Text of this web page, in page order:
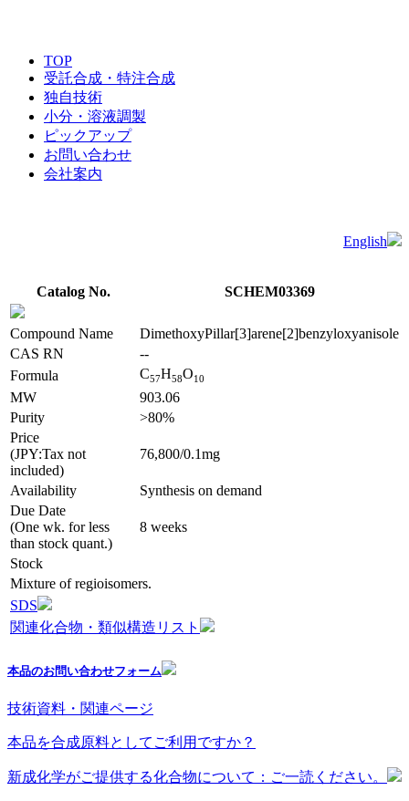
TOP
受託合成・特注合成
独自技術
小分・溶液調製
ピックアップ
お問い合わせ
会社案内
English
Catalog No. SCHEM03369
Compound Name
DimethoxyPillar[3]arene[2]benzyloxyanisole
CAS RN
--
Formula
C57H58O10
MW
903.06
Purity
>80%
Price
(JPY:Tax not
included)
76,800/0.1mg
Availability
Synthesis on demand
Due Date
(One wk. for less
than stock quant.)
8 weeks
Stock
Mixture of regioisomers.
SDS
関連化合物・類似構造リスト
本品のお問い合わせフォーム
技術資料・関連ページ
本品を合成原料としてご利用ですか？
新成化学がご提供する化合物について：ご一読ください。